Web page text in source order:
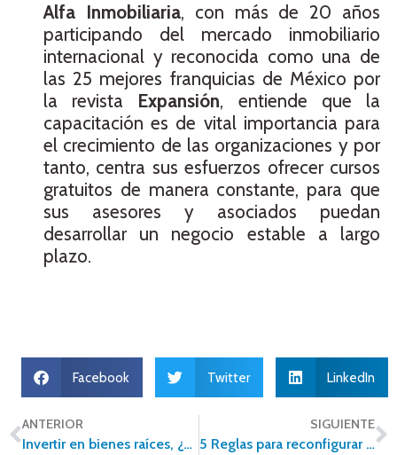
Alfa Inmobiliaria, con más de 20 años
participando del mercado inmobiliario
internacional y reconocida como una de
las 25 mejores franquicias de México por
la revista Expansión, entiende que la
capacitación es de vital importancia para
el crecimiento de las organizaciones y por
tanto, centra sus esfuerzos ofrecer cursos
gratuitos de manera constante, para que
sus asesores y asociados puedan
desarrollar un negocio estable a largo
plazo.
Facebook Twitter LinkedIn
ANTERIOR
Invertir en bienes raíces, ¿cómo iniciar un emprendimiento en este sector?
SIGUIENTE
5 Reglas para reconfigurar una empresa inmobiliaria